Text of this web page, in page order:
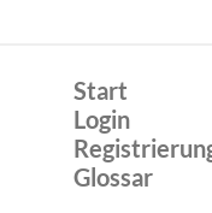
Start
Login
Glossar